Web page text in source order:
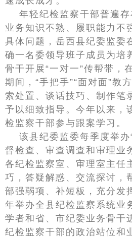
年轻纪检监察干部普遍存
业务知识不熟、履职能力不
具体问题，岳西县纪委监委
确一名委领导班子成员为培
骨干开展“一对一”传帮带，
期间，“手把手”“面对面”教
索处置、谈话技巧、制作笔
予以细致指导。今年以来，
检监察干部参与跟案学习。
该县纪委监委每季度举办
督检查、审查调查和审理业
各纪检监察室、审理室主任
巧，答疑解惑、交流探讨，
部强弱项、补短板，充分发
年举办全县纪检监察系统业
学者和省、市纪委业务骨干
纪检监察干部的政治站位和